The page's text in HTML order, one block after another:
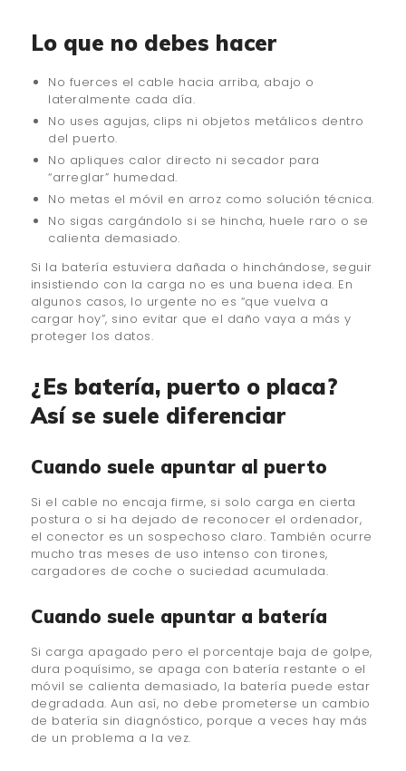
Lo que no debes hacer
No fuerces el cable hacia arriba, abajo o
lateralmente cada día.
No uses agujas, clips ni objetos metálicos dentro
del puerto.
No apliques calor directo ni secador para
“arreglar” humedad.
No metas el móvil en arroz como solución técnica.
No sigas cargándolo si se hincha, huele raro o se
calienta demasiado.
Si la batería estuviera dañada o hinchándose, seguir
insistiendo con la carga no es una buena idea. En
algunos casos, lo urgente no es “que vuelva a
cargar hoy”, sino evitar que el daño vaya a más y
proteger los datos.
¿Es batería, puerto o placa?
Así se suele diferenciar
Cuando suele apuntar al puerto
Si el cable no encaja firme, si solo carga en cierta
postura o si ha dejado de reconocer el ordenador,
el conector es un sospechoso claro. También ocurre
mucho tras meses de uso intenso con tirones,
cargadores de coche o suciedad acumulada.
Cuando suele apuntar a batería
Si carga apagado pero el porcentaje baja de golpe,
dura poquísimo, se apaga con batería restante o el
móvil se calienta demasiado, la batería puede estar
degradada. Aun así, no debe prometerse un cambio
de batería sin diagnóstico, porque a veces hay más
de un problema a la vez.